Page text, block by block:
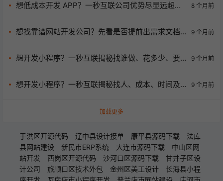
想低成本开发 APP？一秒互联公司优势尽显远超同
8 个月前
想找靠谱网站开发公司？先看是否提前出需求文档
9 个月前
想开发小程序？一秒互联揭秘找谁做、花多少、要
9 个月前
想开发小程序？一秒互联揭秘找人、成本、时间及
9 个月前
加载更多
于洪区开源代码 辽中县设计接单 康平县源码下载
法库
县网站建设
新民市ERP系统 大连市源码下载
中山区网
站开发
西岗区开源代码 沙河口区源码下载
甘井子区设
计公司
旅顺口区技术外包 金州区美工设计
长海县小程